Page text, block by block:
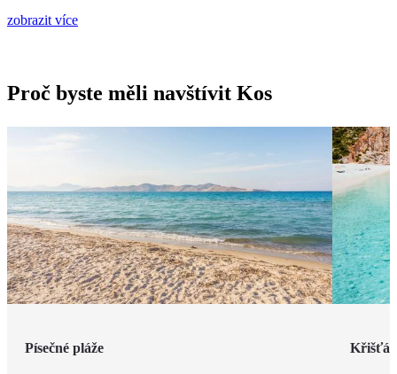
zobrazit více
Proč byste měli navštívit Kos
Písečné pláže